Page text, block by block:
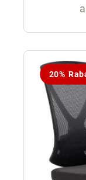
20%